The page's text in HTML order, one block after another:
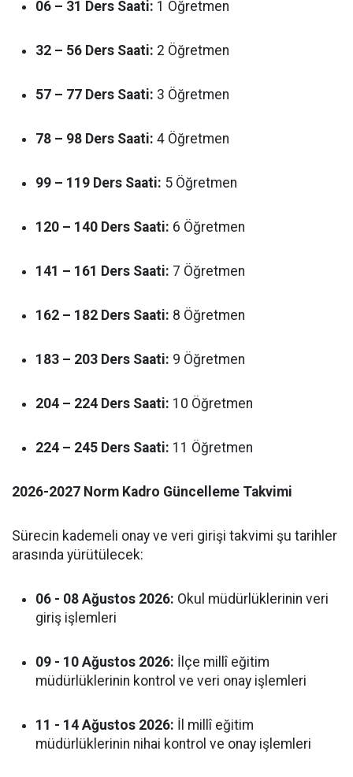
06 – 31 Ders Saati: 1 Öğretmen
32 – 56 Ders Saati: 2 Öğretmen
57 – 77 Ders Saati: 3 Öğretmen
78 – 98 Ders Saati: 4 Öğretmen
99 – 119 Ders Saati: 5 Öğretmen
120 – 140 Ders Saati: 6 Öğretmen
141 – 161 Ders Saati: 7 Öğretmen
162 – 182 Ders Saati: 8 Öğretmen
183 – 203 Ders Saati: 9 Öğretmen
204 – 224 Ders Saati: 10 Öğretmen
224 – 245 Ders Saati: 11 Öğretmen
2026-2027 Norm Kadro Güncelleme Takvimi
Sürecin kademeli onay ve veri girişi takvimi şu tarihler
arasında yürütülecek:
06 - 08 Ağustos 2026: Okul müdürlüklerinin veri
giriş işlemleri
09 - 10 Ağustos 2026: İlçe millî eğitim
müdürlüklerinin kontrol ve veri onay işlemleri
11 - 14 Ağustos 2026: İl millî eğitim
müdürlüklerinin nihai kontrol ve onay işlemleri